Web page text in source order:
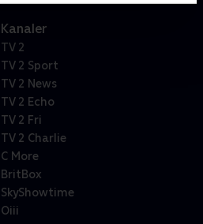
Kanaler
TV 2
TV 2 Sport
TV 2 News
TV 2 Echo
TV 2 Fri
TV 2 Charlie
C More
BritBox
SkyShowtime
Oiii